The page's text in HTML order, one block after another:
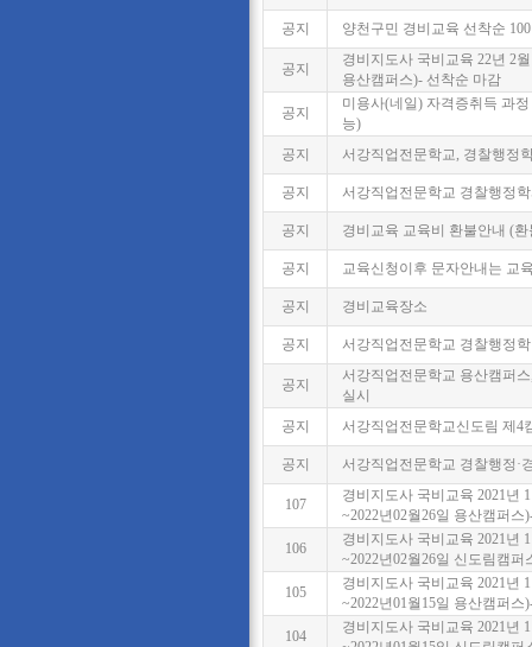
공지 양천구민 경비교육 선착순
공지
경비지도사 국비교육 22년 2
용산캠퍼스)- 선착순 마감
공지
미용사(네일) 자격증취득 과
능)
공지
서강직업전문학교, 경찰행정
공지 서강직업전문학교 경찰행정
공지 경비교육 교육비 환불안내 (
공지 교육신청이후 문자안내는 교
공지 경비교육장소
공지 서강직업전문학교 경찰행정
공지
서강직업전문학교 용산캠퍼
실시
공지
서강직업전문학교신도림 제4
공지 서강직업전문학교 경찰행정·
107
경비지도사 국비교육 2021년
~2022년02월26일 용산캠퍼스
106
경비지도사 국비교육 2021년
~2022년02월26일 신도림캠퍼
105
경비지도사 국비교육 2021년
~2022년01월15일 용산캠퍼스
104
경비지도사 국비교육 2021년